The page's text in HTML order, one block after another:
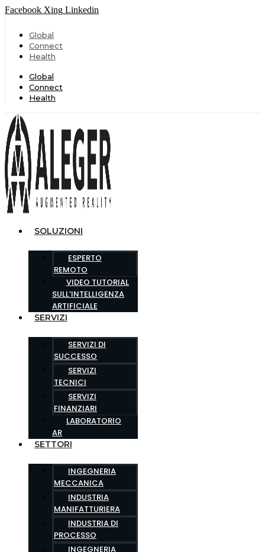
Facebook Xing Linkedin
Global
Connect
Health
Global
Connect
Health
SOLUZIONI
ESPERTO
REMOTO
VIDEO TUTORIAL
SULL’INTELLIGENZA
ARTIFICIALE
SERVIZI
SERVIZI DI
SUCCESSO
SERVIZI
TECNICI
SERVIZI
FINANZIARI
LABORATORIO
AR
SETTORI
INGEGNERIA
MECCANICA
INDUSTRIA
MANIFATTURIERA
INDUSTRIA DI
PROCESSO
INGEGNERIA